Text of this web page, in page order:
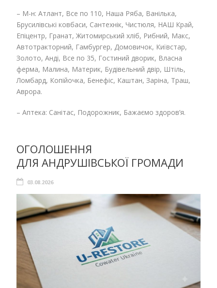
– М-н: Атлант, Все по 110, Наша Ряба, Ванілька,
Брусилівські ковбаси, Сантехнік, Чистюля, НАШ Край,
Епіцентр, Гранат, Житомирський хліб, Рибний, Макс,
Автотракторний, Гамбургер, Домовичок, Київстар,
Золото, Анді, Все по 35, Гостиний дворик, Власна
ферма, Малина, Материк, Будівельний двір, Штіль,
Ломбард, Копійочка, Бенефіс, Каштан, Заріна, Траш,
Аврора.
– Аптека: Санітас, Подорожник, Бажаємо здоров’я.
ОГОЛОШЕННЯ
ДЛЯ АНДРУШІВСЬКОЇ ГРОМАДИ
03.08.2026